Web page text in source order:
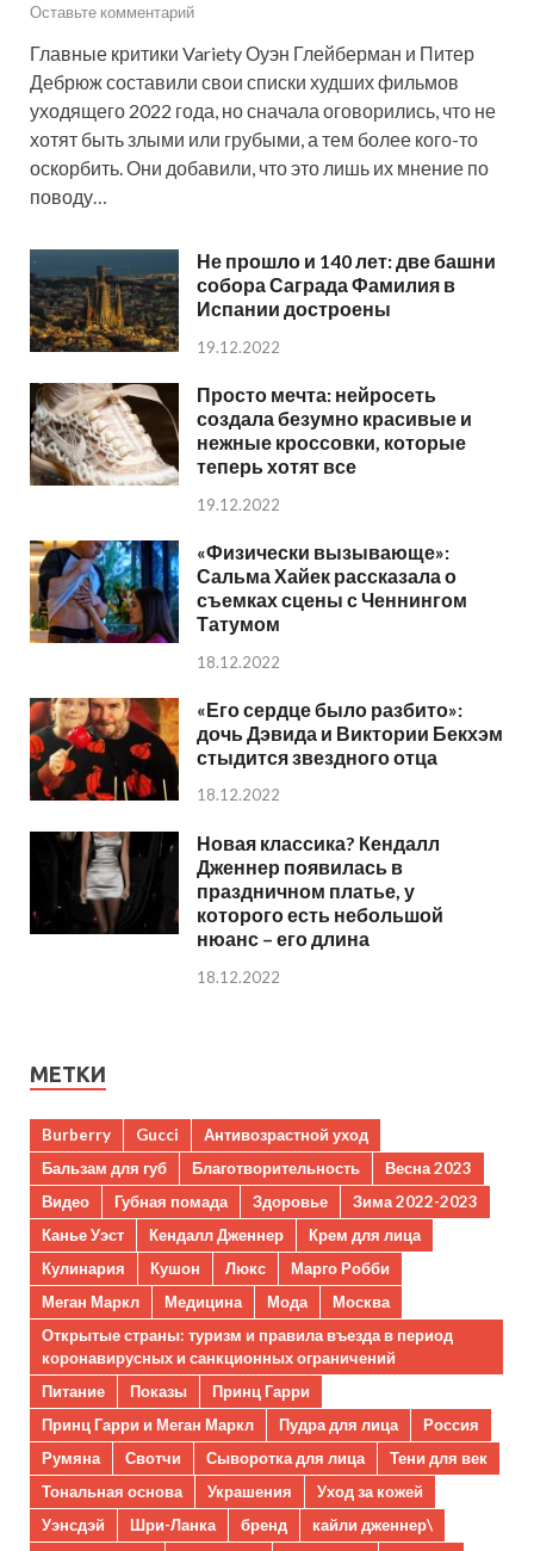
Оставьте комментарий
Главные критики Variety Оуэн Глейберман и Питер
Дебрюж составили свои списки худших фильмов
уходящего 2022 года, но сначала оговорились, что не
хотят быть злыми или грубыми, а тем более кого-то
оскорбить. Они добавили, что это лишь их мнение по
поводу…
Не прошло и 140 лет: две башни
собора Саграда Фамилия в
Испании достроены
19.12.2022
Просто мечта: нейросеть
создала безумно красивые и
нежные кроссовки, которые
теперь хотят все
19.12.2022
«Физически вызывающе»:
Сальма Хайек рассказала о
съемках сцены с Ченнингом
Татумом
18.12.2022
«Его сердце было разбито»:
дочь Дэвида и Виктории Бекхэм
стыдится звездного отца
18.12.2022
Новая классика? Кендалл
Дженнер появилась в
праздничном платье, у
которого есть небольшой
нюанс – его длина
18.12.2022
МЕТКИ
Burberry Gucci
Антивозрастной уход
Бальзам для губ
Благотворительность
Весна 2023
Видео
Губная помада Здоровье
Зима 2022-2023
Канье Уэст
Кендалл Дженнер
Крем для лица
Кулинария
Кушон Люкс
Марго Робби
Меган Маркл
Медицина Мода
Москва
Открытые страны: туризм и правила въезда в период
коронавирусных и санкционных ограничений
Питание
Показы
Принц Гарри
Принц Гарри и Меган Маркл
Пудра для лица
Россия
Румяна
Свотчи Сыворотка для лица
Тени для век
Тональная основа
Украшения
Уход за кожей
Уэнсдэй
Шри-Ланка бренд
кайли дженнер\